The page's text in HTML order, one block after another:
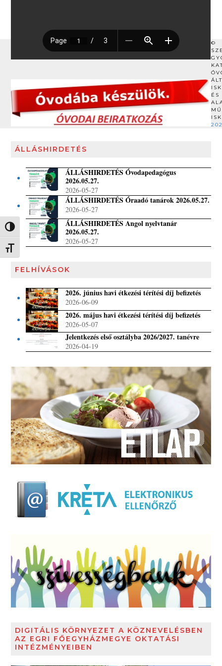
Nagy kontraszt váltása
Betűméret váltása
ÁLLÁSHIRDETÉS
ÁLLÁSHIRDETÉS Óvodapedagógus
2026.05.27.
2026-05-27
ÁLLÁSHIRDETÉS Óraadó tanárok 2026.05.27.
2026-05-27
ÁLLÁSHIRDETÉS Angol nyelvtanár
2026.05.27.
2026-05-27
FELHÍVÁSOK
2026. június havi étkezési térítési díj befizetés
2026-06-09
2026. május havi étkezési térítési díj befizetés
2026-05-07
Jelentkezés első osztályba 2026/2027. tanévre
2026-04-19
DIGITÁLIS KÖRNYEZET A KÖZNEVELÉSBEN
AZ EGRI FŐEGYHÁZMEGYE OKTATÁSI
INTÉZMÉNYEIBEN
©
ÉS